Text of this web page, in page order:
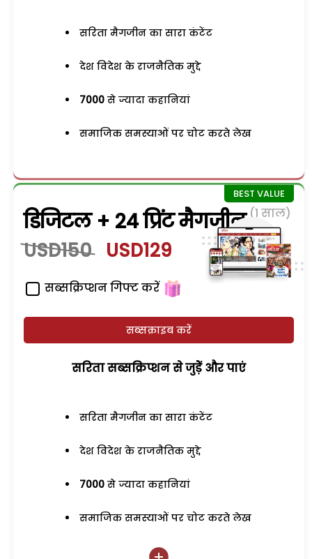
सरिता मैगजीन का सारा कंटेंट
देश विदेश के राजनैतिक मुद्दे
7000 से ज्यादा कहानियां
समाजिक समस्याओं पर चोट करते लेख
डिजिटल + 24 प्रिंट मैगजीन (1 साल)
USD150 USD129
सब्सक्रिप्शन गिफ्ट करें
सब्सक्राइब करें
सरिता सब्सक्रिप्शन से जुड़ेें और पाएं
सरिता मैगजीन का सारा कंटेंट
देश विदेश के राजनैतिक मुद्दे
7000 से ज्यादा कहानियां
समाजिक समस्याओं पर चोट करते लेख